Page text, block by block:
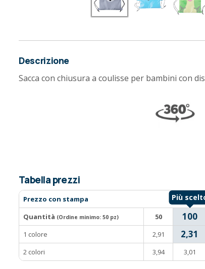
Descrizione
Sacca con chiusura a coulisse per bambini con
Tabella prezzi
Prezzo con stampa
Quantità (Ordine minimo: 50 pz) 50 100
1 colore
2,91 2,31
2 colori
3,94 3,01